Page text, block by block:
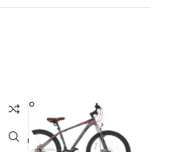
SOLD O
UT
MOON